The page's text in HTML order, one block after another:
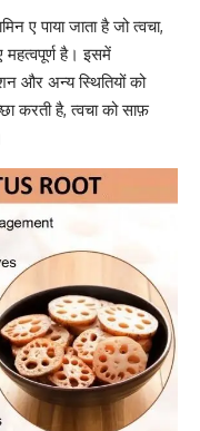
एपाया जाता है जो त्वचा,
है। इसमें
और अन्य स्थितियों को
करती है, त्वचा को साफ़